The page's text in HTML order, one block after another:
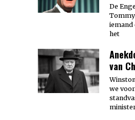
De
Tommy
iemand
het
van
we